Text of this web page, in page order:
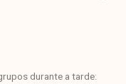
durante a tarde: